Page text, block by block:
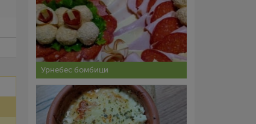
Урнебес бомбици